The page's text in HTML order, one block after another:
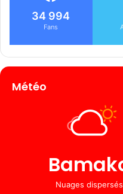
34 994
Fans
Météo
Nuages ​​dispersés